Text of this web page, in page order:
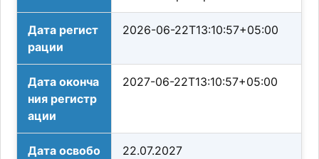
Дата регист
рации
2026-06-22T13:10:57+05:00
Дата оконча
ния регистр
ации
2027-06-22T13:10:57+05:00
Дата освобо
22.07.2027